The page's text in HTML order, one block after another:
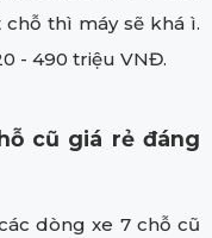
thì máy sẽ khá ì.
- 490 triệu VNĐ.
cũ giá rẻ đáng
dòng xe 7 chỗ cũ